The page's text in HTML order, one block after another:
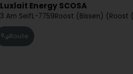
Luxlait Energy SCOSA
3 Am SeifL-7759Roost (Bissen) (Roost
Route